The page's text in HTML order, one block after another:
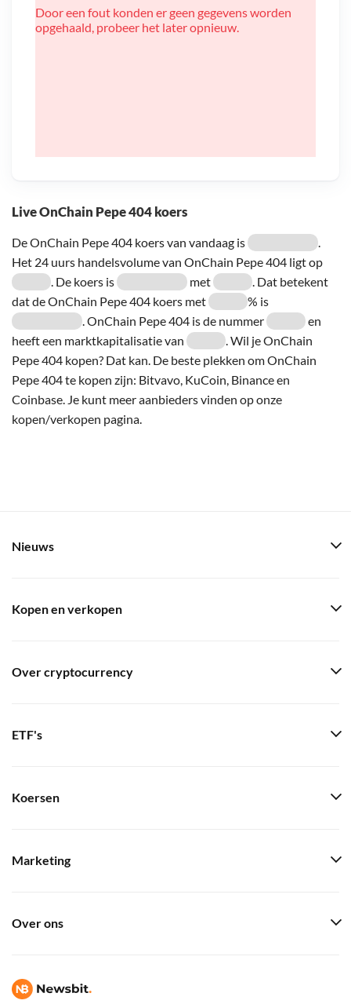
Live OnChain Pepe 404 koers
De OnChain Pepe 404 koers van vandaag is
.
Het 24 uurs handelsvolume van OnChain Pepe 404 ligt op
. De koers is
met
. Dat betekent
dat de OnChain Pepe 404 koers met
% is
. OnChain Pepe 404 is de nummer
en
heeft een marktkapitalisatie van
. Wil je OnChain
Pepe 404 kopen? Dat kan. De beste plekken om OnChain
Pepe 404 te kopen zijn: Bitvavo, KuCoin, Binance en
Coinbase. Je kunt meer aanbieders vinden op onze
kopen/verkopen pagina.
Door een fout konden er geen gegevens worden
opgehaald, probeer het later opnieuw.
Nieuws
Kopen en verkopen
Over cryptocurrency
ETF's
Koersen
Marketing
Over ons